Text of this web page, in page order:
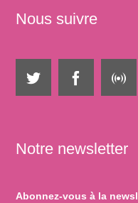
Nous suivre
Notre newsletter
Abonnez-vous à la